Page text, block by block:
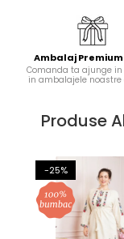
Ambalaj
Comanda ta ajunge
in ambalajele noastre
Produse
-25%